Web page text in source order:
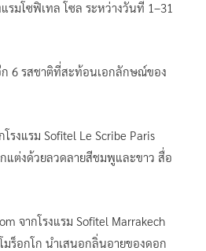
แรมโซฟิเทล โซล ระหว่างวันที่ 1–31
6 รสชาติที่สะท้อนเอกลักษณ์ของ
โรงแรม Sofitel Le Scribe Paris
แต่งด้วยลวดลายสีชมพูและขาว สื่อ
จากโรงแรม Sofitel Marrakech
มร็อกโก นำเสนอกลิ่นอายของดอก